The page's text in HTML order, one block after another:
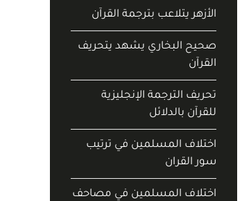
الأزهر يتلاعب بترجمة القرآن
صحيح البخاري يشهد يتحريف
القرآن
تحريف الترجمة الإنجليزية
للقرآن بالدلائل
اختلاف المسلمين في ترتيب
سور القران
اختلاف المسلمين في مصاحف